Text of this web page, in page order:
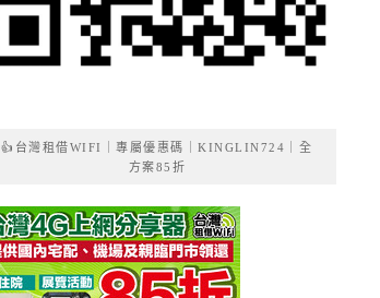
👍台灣租借WIFI｜專屬優惠碼｜KINGLIN724｜全
方案85折